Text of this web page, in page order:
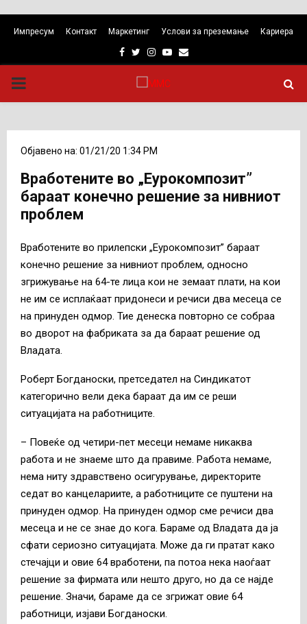
Импресум Контакт Маркетинг Услови за преземање Кариера
Facebook
TwitterInstagram
Youtube
Email
PRIMARY
Објавено на: 01/21/20 1:34 PM
Вработените во „Еурокомпозит”
бараат конечно решение за нивниот
проблем
Вработените во прилепски „Еурокомпозит” бараат
конечно решение за нивниот проблем, односно
згрижување на 64-те лица кои не земаат плати, на кои
не им се исплаќаат придонеси и речиси два месеца се
на принуден одмор. Тие денеска повторно се собраа
во дворот на фабриката за да бараат решение од
Владата.
Роберт Богданоски, претседател на Синдикатот
категорично вели дека бараат да им се реши
ситуацијата на работниците.
– Повеќе од четири-пет месеци немаме никаква
работа и не знаеме што да правиме. Работа немаме,
нема ниту здравствено осигурување, директорите
седат во канцелариите, а работниците се пуштени на
принуден одмор. На принуден одмор сме речиси два
месеца и не се знае до кога. Бараме од Владата да ја
сфати сериозно ситуацијата. Може да ги пратат како
стечајци и овие 64 вработени, па потоа нека наоѓаат
решение за фирмата или нешто друго, но да се најде
решение. Значи, бараме да се згрижат овие 64
работници, изјави Богданоски.